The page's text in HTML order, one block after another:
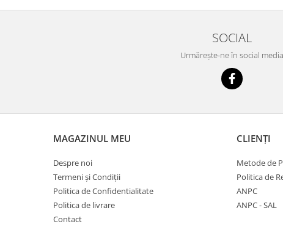
SOCIAL
Urmărește-ne în social media
MAGAZINUL MEU
Despre noi
Termeni și Condiții
Politica de Confidentialitate
Politica de livrare
Contact
CLIENȚI
Metode de
Politica de
ANPC
ANPC - SAL